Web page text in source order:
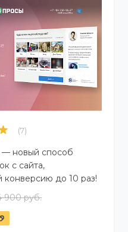
(7)
способ
с сайта,
до 10 раз!
900 руб.